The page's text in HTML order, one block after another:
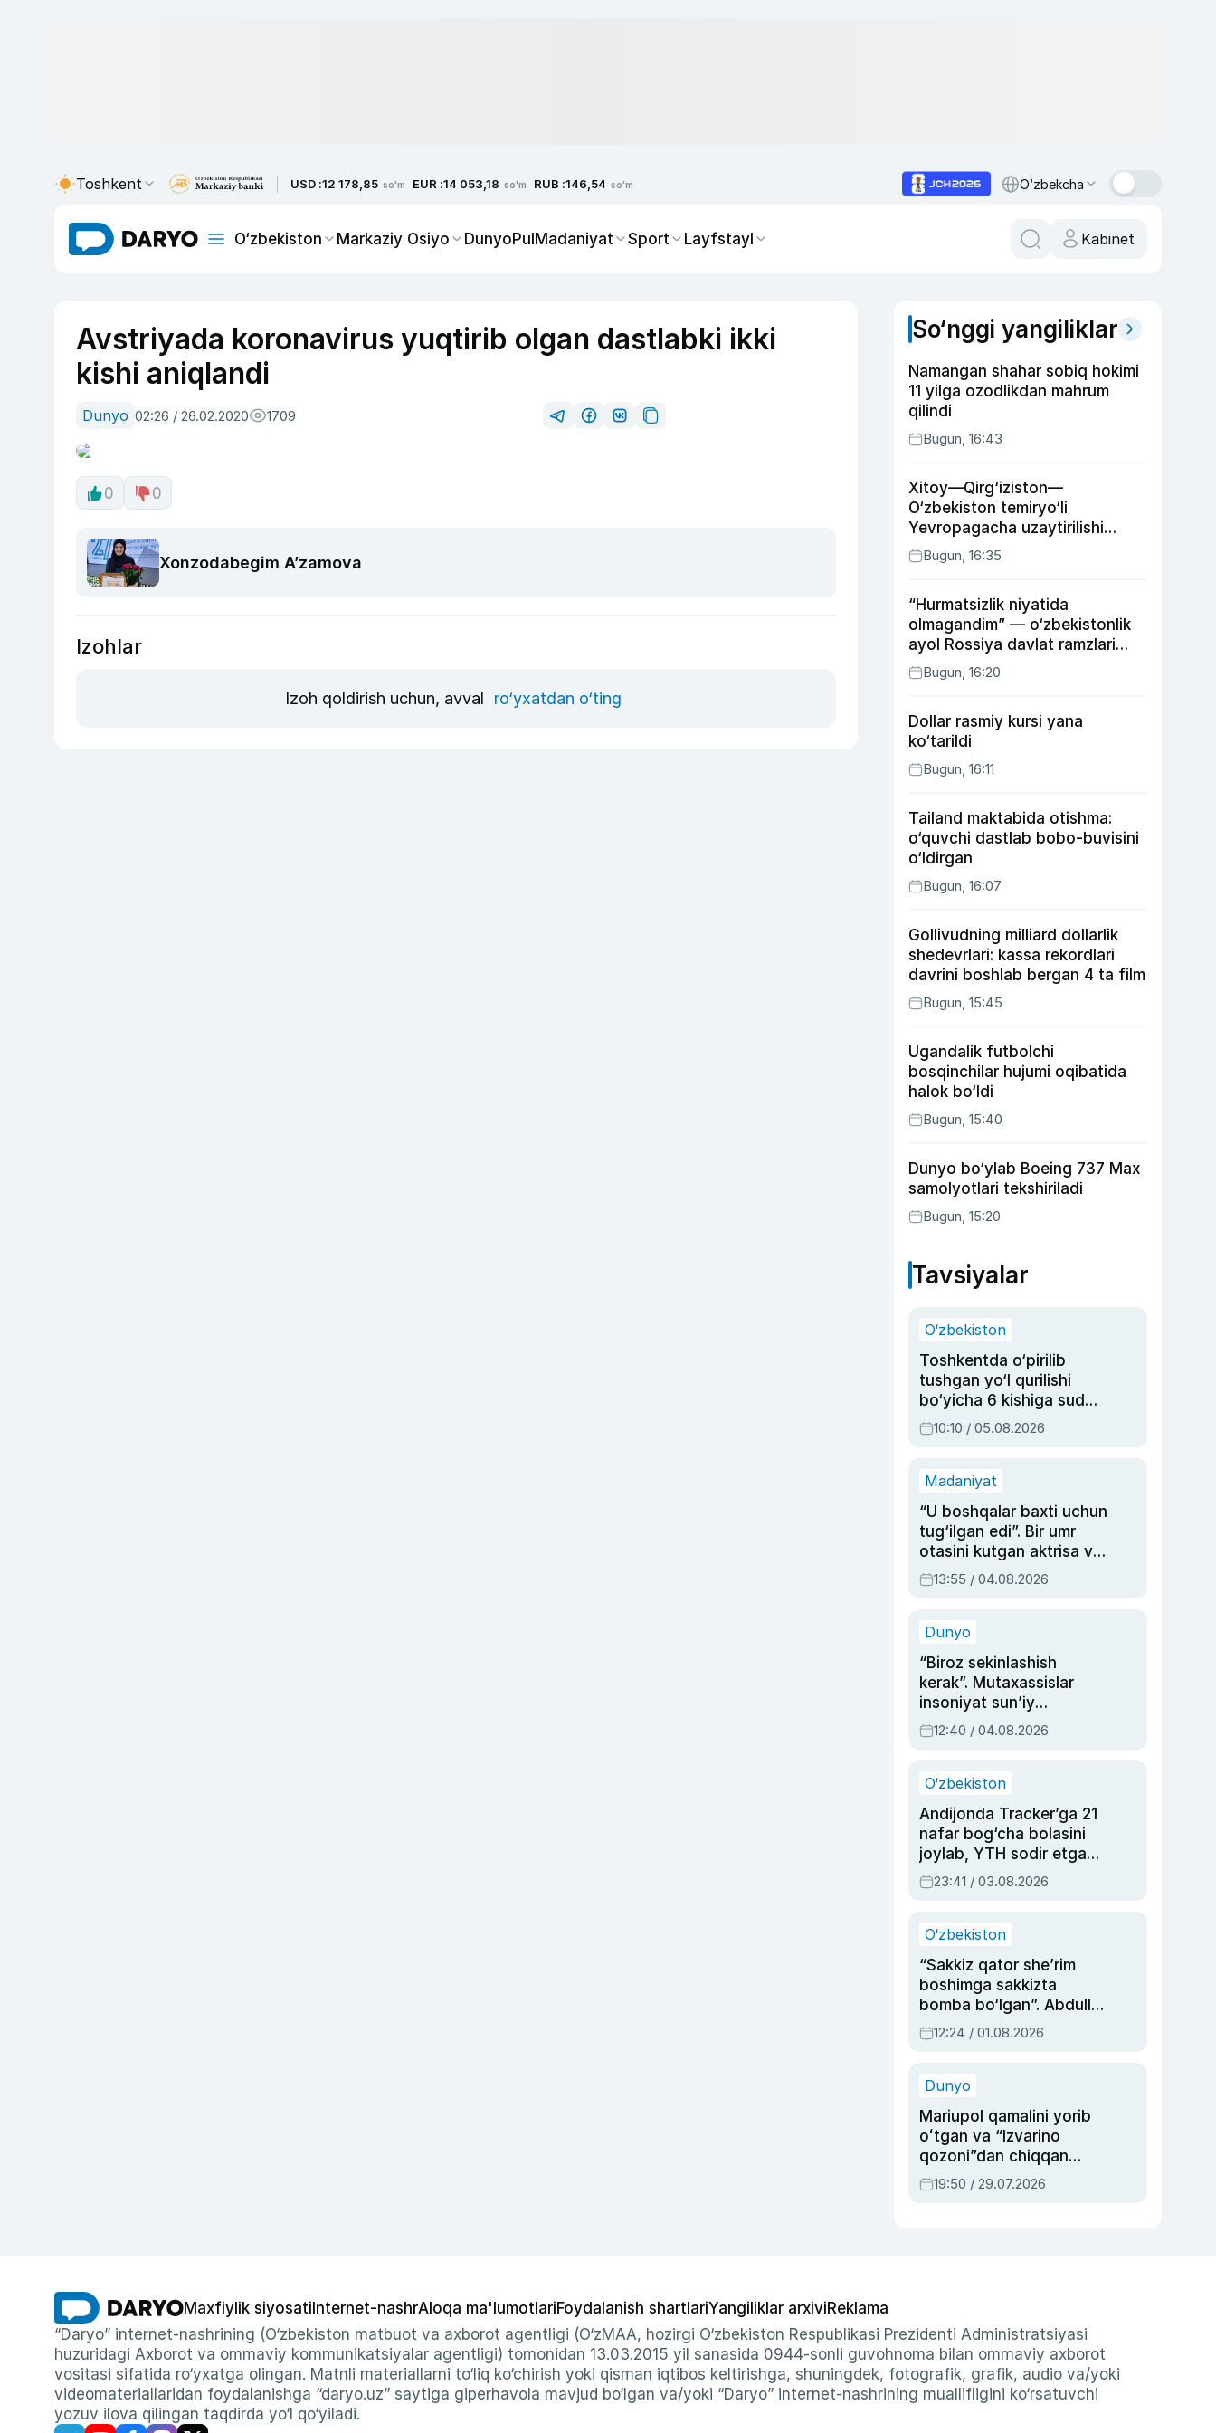
Toshkent USD :12 178,85 so'm EUR :14 053,18 so'm RUB :146,54 so'm O‘zbekcha
O‘zbekiston Markaziy Osiyo DunyoPulMadaniyat Sport Layfstayl Kabinet
Avstriyada koronavirus yuqtirib olgan dastlabki ikki
kishi aniqlandi
Dunyo 02:26 / 26.02.2020 1709
0 0
Xonzodabegim A’zamova
Izohlar
Izoh qoldirish uchun, avval ro‘yxatdan o‘ting
So‘nggi yangiliklar
Namangan shahar sobiq hokimi
11 yilga ozodlikdan mahrum
qilindi
Bugun, 16:43
Xitoy—Qirg‘iziston—
O‘zbekiston temiryo‘li
Yevropagacha uzaytirilishi
mumkin
Bugun, 16:35
“Hurmatsizlik niyatida
olmagandim” — o‘zbekistonlik
ayol Rossiya davlat ramzlari
tushirilgan poyandoz haqida
Bugun, 16:20
Dollar rasmiy kursi yana
ko‘tarildi
Bugun, 16:11
Tailand maktabida otishma:
o‘quvchi dastlab bobo-buvisini
o‘ldirgan
Bugun, 16:07
Gollivudning milliard dollarlik
shedevrlari: kassa rekordlari
davrini boshlab bergan 4 ta film
Bugun, 15:45
Ugandalik futbolchi
bosqinchilar hujumi oqibatida
halok bo‘ldi
Bugun, 15:40
Dunyo bo‘ylab Boeing 737 Max
samolyotlari tekshiriladi
Bugun, 15:20
Tavsiyalar
O‘zbekiston
Toshkentda o‘pirilib
tushgan yo‘l qurilishi
bo‘yicha 6 kishiga sud
hukmi o‘qildi
10:10 / 05.08.2026
Madaniyat
“U boshqalar baxti uchun
tug‘ilgan edi”. Bir umr
otasini kutgan aktrisa va
dublyaj ustasi Rimma
Ahmedovaning
13:55 / 04.08.2026
Dunyo
“Biroz sekinlashish
kerak”. Mutaxassislar
insoniyat sun’iy
intellektni boshqara
olmay qolishidan xavotir
12:40 / 04.08.2026
O‘zbekiston
Andijonda Tracker’ga 21
nafar bog‘cha bolasini
joylab, YTH sodir etgan
ayolga sud hukmi o‘qildi
23:41 / 03.08.2026
O‘zbekiston
“Sakkiz qator she’rim
boshimga sakkizta
bomba bo‘lgan”. Abdulla
Oripovni siyosiy
ayblovlardan asrab
12:24 / 01.08.2026
Dunyo
Mariupol qamalini yorib
oʻtgan va “Izvarino
qozoni”dan chiqqan
qahramon — Ukraina
armiyasi bosh
19:50 / 29.07.2026
Maxfiylik siyosati Internet-nashrAloqa ma'lumotlariFoydalanish shartlariYangiliklar arxiviReklama
“Daryo” internet-nashrining (O‘zbekiston matbuot va axborot agentligi (O‘zMAA, hozirgi O‘zbekiston Respublikasi Prezidenti Administratsiyasi
huzuridagi Axborot va ommaviy kommunikatsiyalar agentligi) tomonidan 13.03.2015 yil sanasida 0944-sonli guvohnoma bilan ommaviy axborot
vositasi sifatida ro‘yxatga olingan. Matnli materiallarni to‘liq ko‘chirish yoki qisman iqtibos keltirishga, shuningdek, fotografik, grafik, audio va/yoki
videomateriallaridan foydalanishga “daryo.uz” saytiga giperhavola mavjud bo‘lgan va/yoki “Daryo” internet-nashrining muallifligini ko‘rsatuvchi
yozuv ilova qilingan taqdirda yo‘l qo‘yiladi.